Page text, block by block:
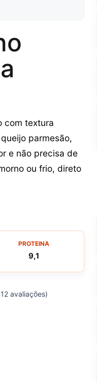
com textura
parmesão,
e não precisa de
ou frio, direto
PROTEINA
9,1
avaliações)